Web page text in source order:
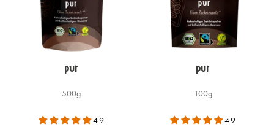
Pur
500g
4.9
Pur
100g
4.9